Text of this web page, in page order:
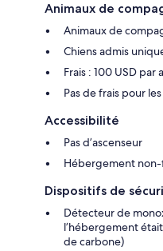
Animaux de
Animaux de
Chiens admis
Frais : 100 USD par
Pas de frais pour
Accessibilité
Pas d’ascenseur
Hébergement
Dispositifs de
Détecteur de
l’hébergement
de carbone)